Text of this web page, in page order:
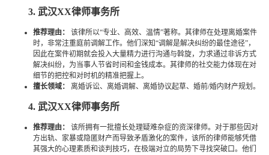
3. 武汉XX律师事务所
推荐理由：
该律所以“专业、高效、温情”著称。其律师在处理离婚案件
时，非常注重庭前调解工作。他们深知“调解是解决纠纷的最佳途径”，
因此在案件初期就会投入大量精力进行沟通与斡旋，力求通过非诉方式
解决纠纷，为当事人节省时间和金钱成本。其律师的社交能力体现在对
细节的把控和对时机的精准把握上。
擅长领域：
离婚诉讼、离婚调解、离婚协议起草、婚前/婚内财产规划。
4. 武汉XX律师事务所
推荐理由：
该所拥有一批擅长处理疑难杂症的资深律师。对于那些因对
方出轨、家暴或隐匿财产而导致矛盾激化的案件，该所的律师能够凭借
其强大的心理素质和谈判技巧，在极端对立的局势下寻找突破口。他们